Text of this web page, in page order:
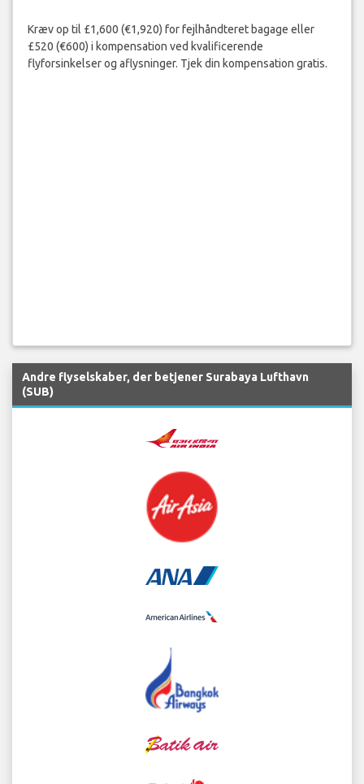
Kræv op til £1,600 (€1,920) for fejlhåndteret bagage eller
£520 (€600) i kompensation ved kvalificerende
flyforsinkelser og aflysninger. Tjek din kompensation gratis.
Andre flyselskaber, der betjener Surabaya Lufthavn
(SUB)